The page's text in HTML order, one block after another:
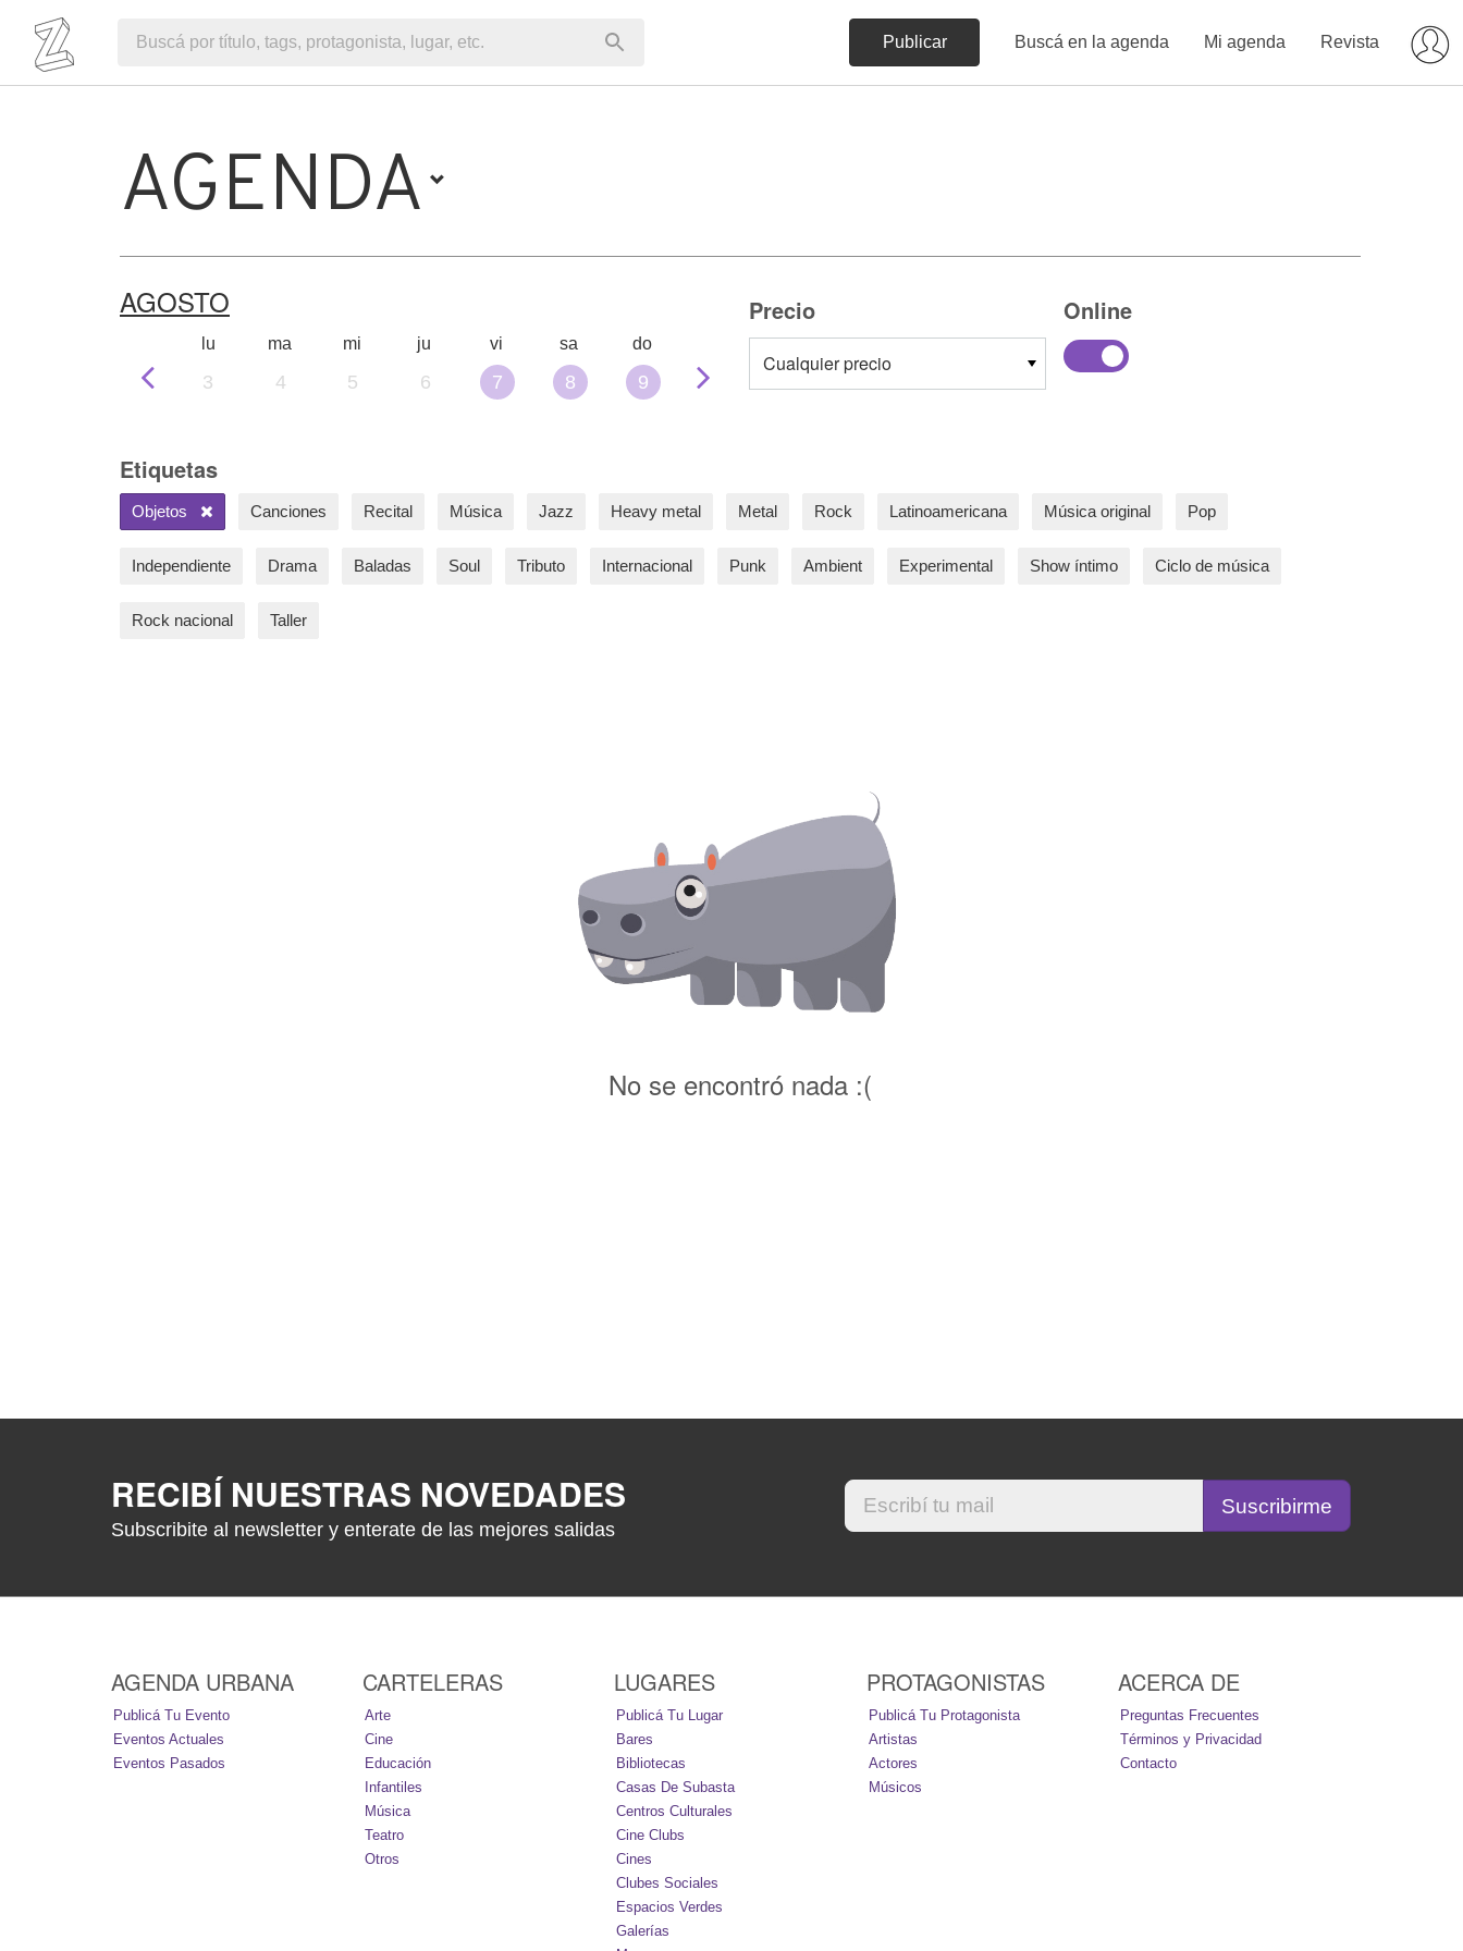
Publicar Buscá en la agenda Mi agenda Revista
AGENDA
AGOSTO
lu ma mi ju vi sa do
3 4 5 6 7 8 9 10
Precio Online
Etiquetas
Objetos Canciones Recital Música Jazz Heavy metal Metal Rock Latinoamericana Música original Pop
Independiente Drama Baladas Soul Tributo Internacional Punk Ambient Experimental Show íntimo Ciclo de música
Rock nacional Taller
No se encontró nada :(
RECIBÍ NUESTRAS NOVEDADES
Subscribite al newsletter y enterate de las mejores salidas
AGENDA URBANA
Publicá Tu Evento
Eventos Actuales
Eventos Pasados
CARTELERAS
Arte
Cine
Educación
Infantiles
Música
Teatro
Otros
LUGARES
Publicá Tu Lugar
Bares
Bibliotecas
Casas De Subasta
Centros Culturales
Cine Clubs
Cines
Clubes Sociales
Espacios Verdes
Galerías
PROTAGONISTAS
Publicá Tu Protagonista
Artistas
Actores
Músicos
ACERCA DE
Preguntas Frecuentes
Términos y Privacidad
Contacto